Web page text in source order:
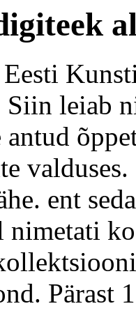
leiab
antud
ent
nimetati
Pärast